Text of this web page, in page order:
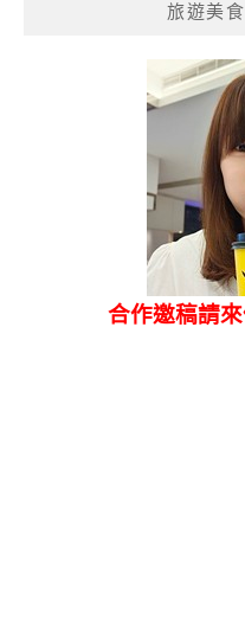
旅遊美
合作邀稿請